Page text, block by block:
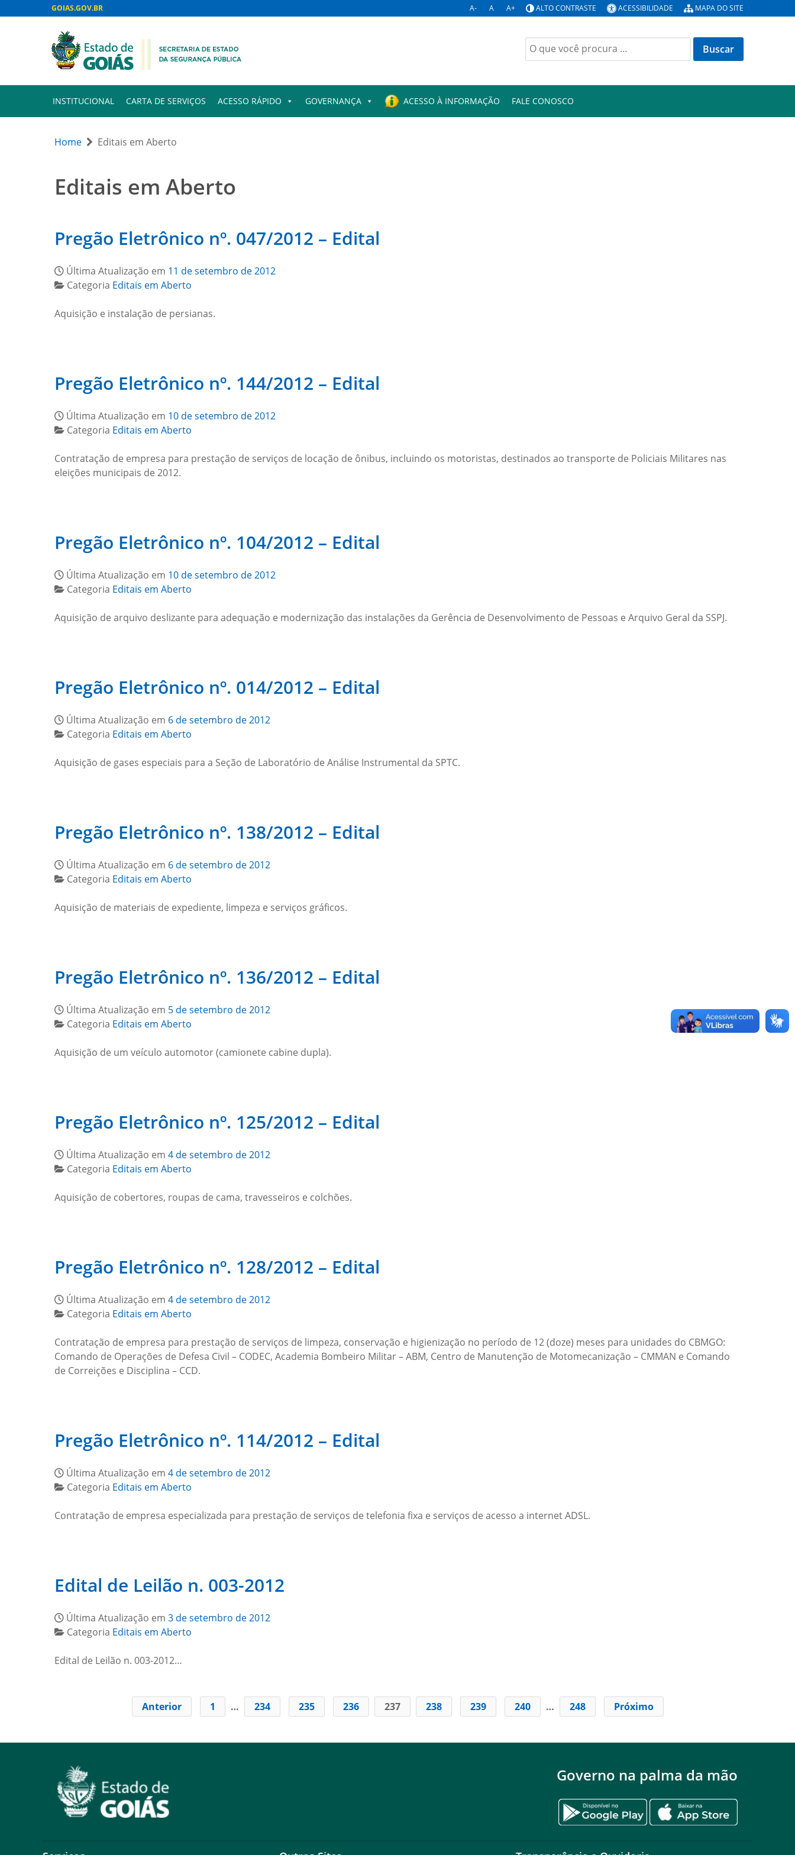
GOIAS.GOV.BR A- A A+ ALTO CONTRASTE ACESSIBILIDADE MAPA DO SITE
Buscar
por:
INSTITUCIONAL CARTA DE SERVIÇOS ACESSO RÁPIDO GOVERNANÇA ACESSO À INFORMAÇÃO FALE CONOSCO
Home Editais em Aberto
Editais em Aberto
Pregão Eletrônico nº. 047/2012 – Edital
Última Atualização em 11 de setembro de 2012
Categoria Editais em Aberto
Aquisição e instalação de persianas.
Pregão Eletrônico nº. 144/2012 – Edital
Última Atualização em 10 de setembro de 2012
Categoria Editais em Aberto
Contratação de empresa para prestação de serviços de locação de ônibus, incluindo os motoristas, destinados ao transporte de Policiais Militares nas
eleições municipais de 2012.
Pregão Eletrônico nº. 104/2012 – Edital
Última Atualização em 10 de setembro de 2012
Categoria Editais em Aberto
Aquisição de arquivo deslizante para adequação e modernização das instalações da Gerência de Desenvolvimento de Pessoas e Arquivo Geral da SSPJ.
Pregão Eletrônico nº. 014/2012 – Edital
Última Atualização em 6 de setembro de 2012
Categoria Editais em Aberto
Aquisição de gases especiais para a Seção de Laboratório de Análise Instrumental da SPTC.
Pregão Eletrônico nº. 138/2012 – Edital
Última Atualização em 6 de setembro de 2012
Categoria Editais em Aberto
Aquisição de materiais de expediente, limpeza e serviços gráficos.
Pregão Eletrônico nº. 136/2012 – Edital
Última Atualização em 5 de setembro de 2012
Categoria Editais em Aberto
Aquisição de um veículo automotor (camionete cabine dupla).
Pregão Eletrônico nº. 125/2012 – Edital
Última Atualização em 4 de setembro de 2012
Categoria Editais em Aberto
Aquisição de cobertores, roupas de cama, travesseiros e colchões.
Pregão Eletrônico nº. 128/2012 – Edital
Última Atualização em 4 de setembro de 2012
Categoria Editais em Aberto
Contratação de empresa para prestação de serviços de limpeza, conservação e higienização no período de 12 (doze) meses para unidades do CBMGO:
Comando de Operações de Defesa Civil – CODEC, Academia Bombeiro Militar – ABM, Centro de Manutenção de Motomecanização – CMMAN e Comando
de Correições e Disciplina – CCD.
Pregão Eletrônico nº. 114/2012 – Edital
Última Atualização em 4 de setembro de 2012
Categoria Editais em Aberto
Contratação de empresa especializada para prestação de serviços de telefonia fixa e serviços de acesso a internet ADSL.
Edital de Leilão n. 003-2012
Última Atualização em 3 de setembro de 2012
Categoria Editais em Aberto
Edital de Leilão n. 003-2012…
Anterior 1 … 234 235 236 237 238 239 240 … 248 Próximo
Governo na palma da mão